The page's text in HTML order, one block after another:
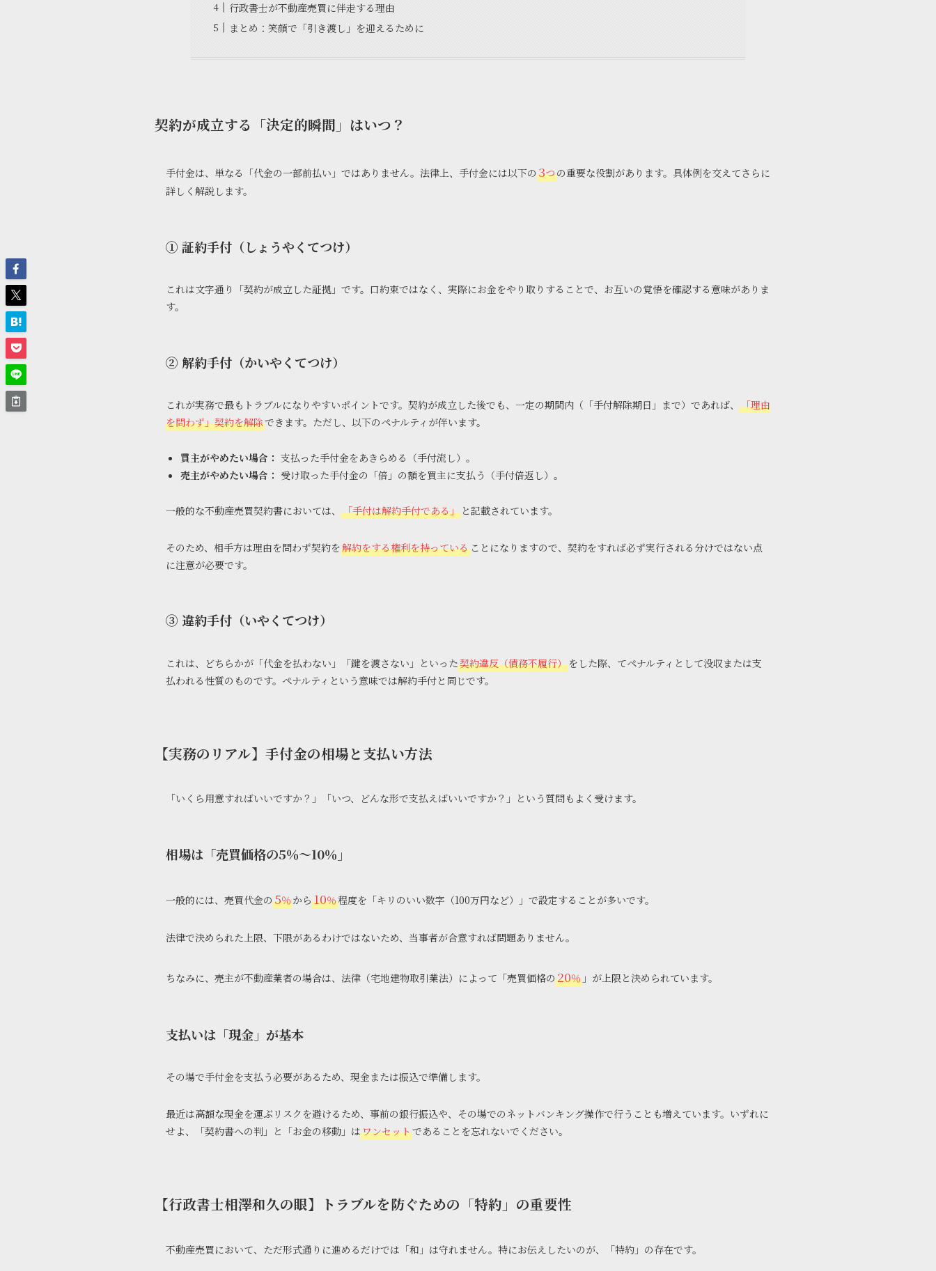
行政書士が不動産売買に伴走する理由
まとめ：笑顔で「引き渡し」を迎えるために
契約が成立する「決定的瞬間」はいつ？
手付金は、単なる「代金の一部前払い」ではありません。法律上、手付金には以下の 3つの重要な役割があります。具体例を交えてさらに
詳しく解説します。
① 証約手付（しょうやくてつけ）
これは文字通り「契約が成立した証拠」です。口約束ではなく、実際にお金をやり取りすることで、お互いの覚悟を確認する意味がありま
す。
② 解約手付（かいやくてつけ）
これが実務で最もトラブルになりやすいポイントです。契約が成立した後でも、一定の期間内（「手付解除期日」まで）であれば、 「理由
を問わず」契約を解除できます。ただし、以下のペナルティが伴います。
買主がやめたい場合： 支払った手付金をあきらめる（手付流し）。
売主がやめたい場合： 受け取った手付金の「倍」の額を買主に支払う（手付倍返し）。
一般的な不動産売買契約書においては、 「手付は解約手付である」 と記載されています。
そのため、相手方は理由を問わず契約を解約をする権利を持っている ことになりますので、契約をすれば必ず実行される分けではない点
に注意が必要です。
③ 違約手付（いやくてつけ）
これは、どちらかが「代金を払わない」「鍵を渡さない」といった契約違反（債務不履行） をした際、てペナルティとして没収または支
払われる性質のものです。ペナルティという意味では解約手付と同じです。
【実務のリアル】手付金の相場と支払い方法
「いくら用意すればいいですか？」「いつ、どんな形で支払えばいいですか？」という質問もよく受けます。
相場は「売買価格の5％〜10％」
一般的には、売買代金の 5％から 10％程度を「キリのいい数字（100万円など）」で設定することが多いです。
法律で決められた上限、下限があるわけではないため、当事者が合意すれば問題ありません。
ちなみに、売主が不動産業者の場合は、法律（宅地建物取引業法）によって「売買価格の 20％ 」が上限と決められています。
支払いは「現金」が基本
その場で手付金を支払う必要があるため、現金または振込で準備します。
最近は高額な現金を運ぶリスクを避けるため、事前の銀行振込や、その場でのネットバンキング操作で行うことも増えています。いずれに
せよ、「契約書への判」と「お金の移動」はワンセットであることを忘れないでください。
【行政書士相澤和久の眼】トラブルを防ぐための「特約」の重要性
不動産売買において、ただ形式通りに進めるだけでは「和」は守れません。特にお伝えしたいのが、「特約」の存在です。